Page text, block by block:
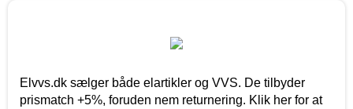
Elvvs.dk sælger både elartikler og VVS. De tilbyder
prismatch +5%, foruden nem returnering. Klik her for at